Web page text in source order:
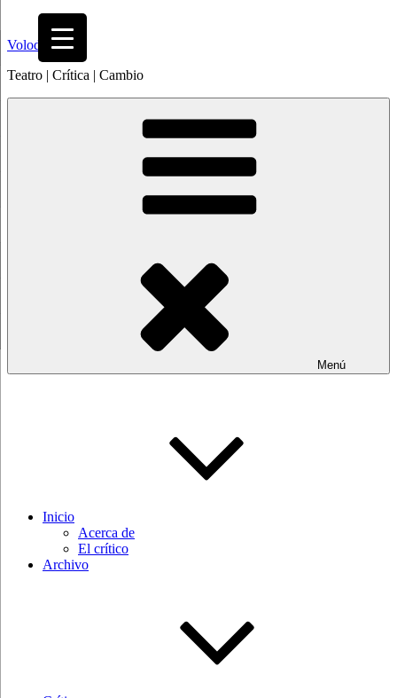
contenido
Volodia
Teatro | Crítica | Cambio
Menú
Inicio
Acerca de
El crítico
Archivo